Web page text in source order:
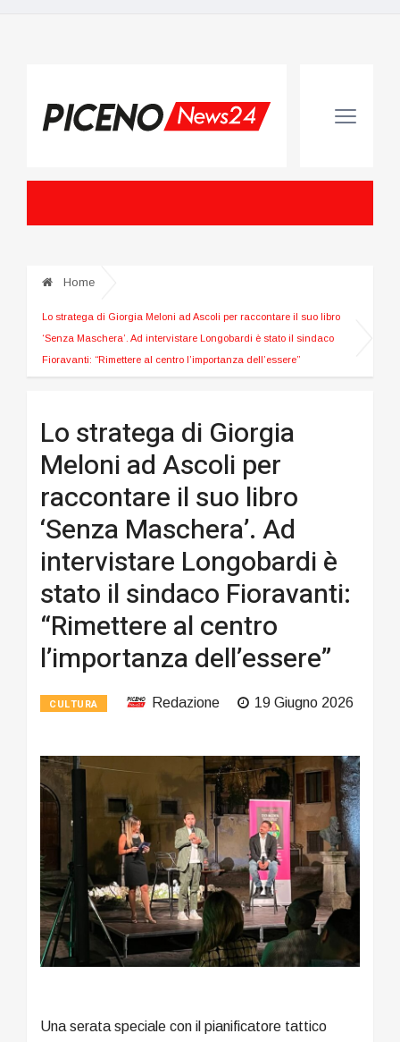
Home
Lo stratega di Giorgia Meloni ad Ascoli per raccontare il suo libro
‘Senza Maschera’. Ad intervistare Longobardi è stato il sindaco
Fioravanti: “Rimettere al centro l’importanza dell’essere”
Lo stratega di Giorgia
Meloni ad Ascoli per
raccontare il suo libro
‘Senza Maschera’. Ad
intervistare Longobardi è
stato il sindaco Fioravanti:
“Rimettere al centro
l’importanza dell’essere”
CULTURA Redazione 19 Giugno 2026
Una serata speciale con il pianificatore tattico